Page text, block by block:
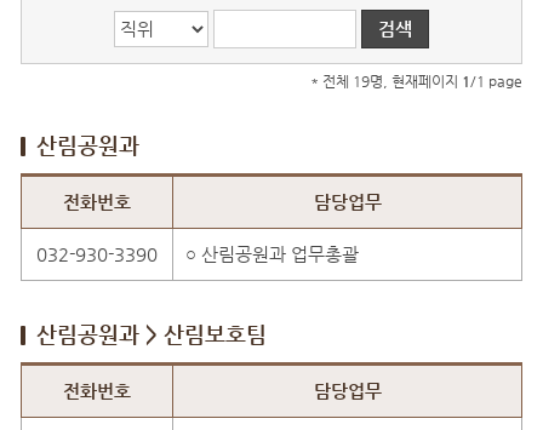
* 전체 19명, 현재페이지 1 /1 page
산림공원과
전화번호 담당업무
032-930-3390 ○ 산림공원과 업무총괄
산림공원과 > 산림보호팀
전화번호 담당업무